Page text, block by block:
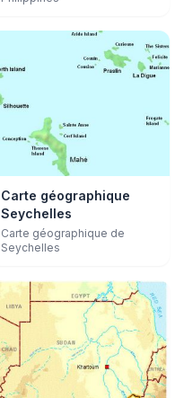
Carte géographique
Seychelles
Carte géographique de
Seychelles